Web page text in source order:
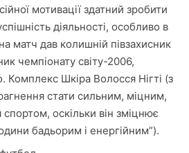
мотивації здатний зробити
діяльності, особливо в
матч дав колишній півзахисник
чемпіонату світу-2006,
Шкіра Волосся Нігті (з
стати сильним, міцним,
оскільки він зміцнює
бадьорим і енергійним”).